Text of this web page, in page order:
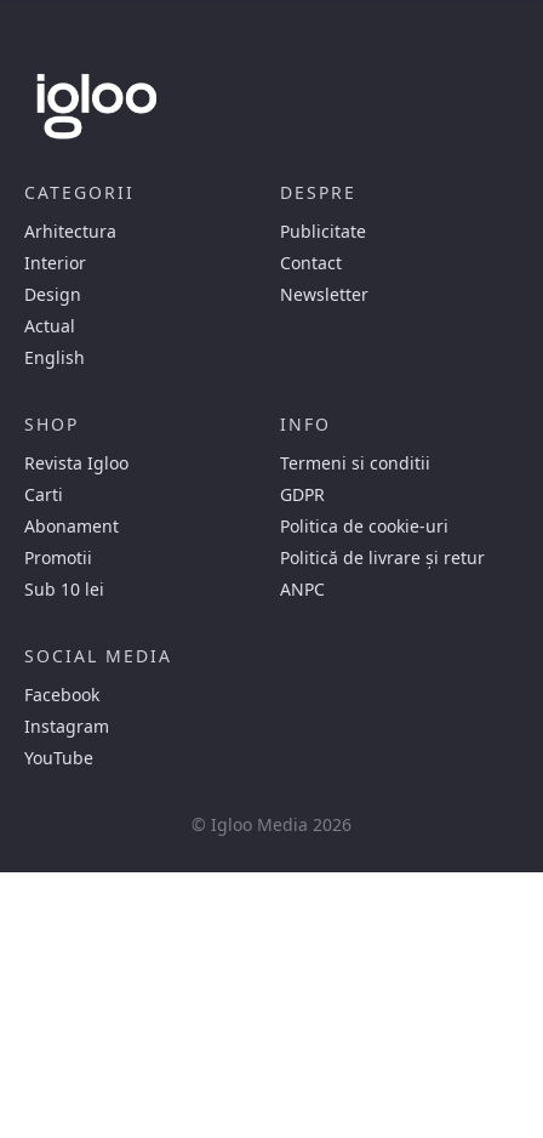
CATEGORII
Arhitectura
Interior
Design
Actual
English
DESPRE
Publicitate
Contact
Newsletter
SHOP
Revista Igloo
Carti
Abonament
Promotii
Sub 10 lei
INFO
Termeni si conditii
GDPR
Politica de cookie-uri
Politică de livrare și retur
ANPC
SOCIAL MEDIA
Facebook
Instagram
YouTube
© Igloo Media 2026